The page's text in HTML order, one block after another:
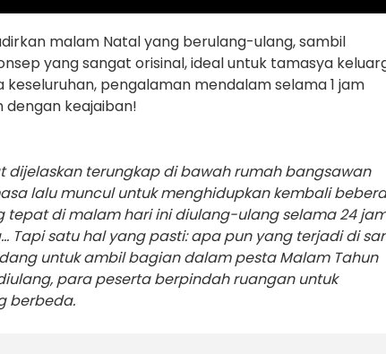
malam Natal yang berulang-ulang, sambil
yang sangat orisinal, ideal untuk tamasya
pengalaman mendalam selama 1 jam
dengan keajaiban!
dijelaskan terungkap di bawah rumah bangsawan
lalu muncul untuk menghidupkan kembali
tepat di malam hari ini diulang-ulang selama 24
Tapi satu hal yang pasti: apa pun yang terjadi di
untuk ambil bagian dalam pesta Malam Tahun
para peserta berpindah ruangan untuk
berbeda.